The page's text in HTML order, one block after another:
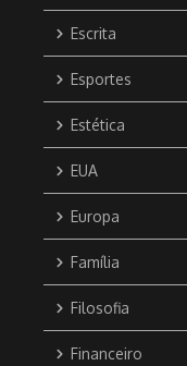
Escrita
Esportes
Estética
EUA
Europa
Família
Filosofia
Financeiro